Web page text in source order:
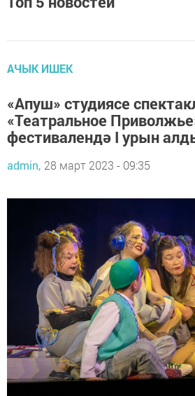
АЧЫК ИШЕК
«Апуш» студиясе
«Театральное
фестивалендә I урын
admin, 28 март 2023 - 09:35